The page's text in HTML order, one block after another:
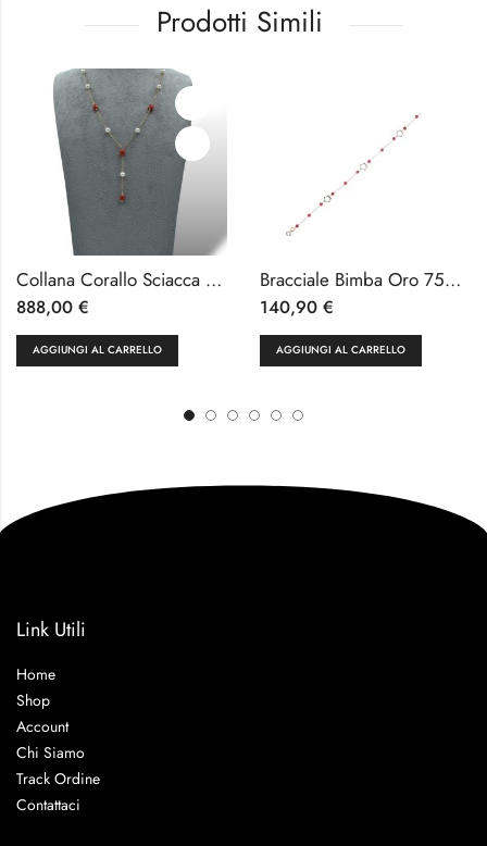
Prodotti Simili
Collana Corallo Sciacca Barilotti e Perle Fresh Water 5-5.5mm con Catena Oro 18k
888,00 €
AGGIUNGI AL CARRELLO
Bracciale Bimba Oro 750 e Corallo 18 cm
140,90 €
AGGIUNGI AL CARRELLO
Link Utili
Home
Shop
Account
Chi Siamo
Track Ordine
Contattaci